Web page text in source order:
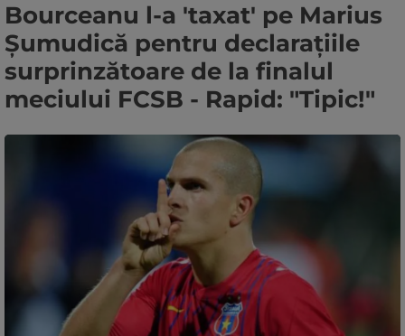
Bourceanu l-a 'taxat' pe Marius
Șumudică pentru declarațiile
surprinzătoare de la finalul
meciului FCSB - Rapid: "Tipic!"